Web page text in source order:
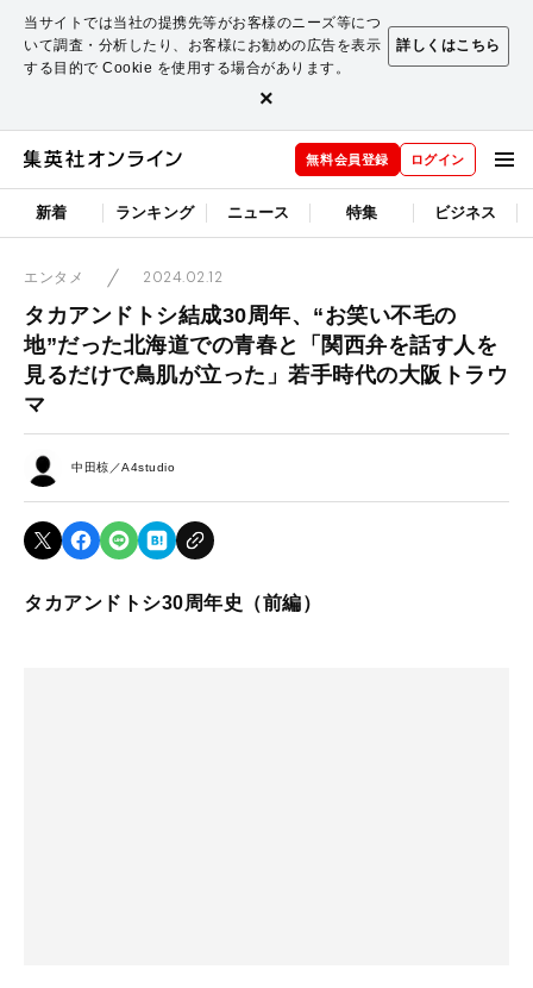
当サイトでは当社の提携先等がお客様のニーズ等につ
いて調査・分析したり、お客様にお勧めの広告を表示
する目的で Cookie を使用する場合があります。
詳しくはこちら
×
無料会員登録 ログイン
新着 ランキング ニュース 特集 ビジネス
エンタメ 2024.02.12
タカアンドトシ結成30周年、“お笑い不毛の
地”だった北海道での青春と「関西弁を話す人を
見るだけで鳥肌が立った」若手時代の大阪トラウ
マ
中田椋／A4studio
タカアンドトシ30周年史（前編）